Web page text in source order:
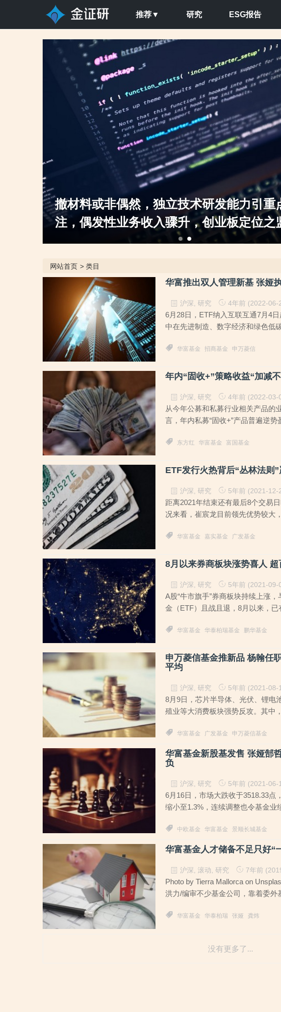
推荐▼ 研究 ESG报告
“闯关”两年却撤材料，技术创新是否依赖
关注，市场环境突变或拷问业务成长性
网站首页 > 类目
华富推出双人管理新基 张娅
沪深 研究 4年前 (2022-06-
6月28日，ETF纳入互联互通7月4
中在先进制造、数字经济和绿色低
华富基金 招商基金 申万菱信
年内“固收+”策略收益“加减
沪深 研究 4年前 (2022-03-
从今年公募和私募行业相关产品的
言，年内私募“固收+”产品普遍逆
东方红 华富基金 富国基金
ETF发行火热背后“丛林法则
沪深 研究 5年前 (2021-12-
距离2021年结束还有最后8个交易
况来看，崔宸龙目前领先优势较大
华富基金 嘉实基金 广发基金
8月以来券商板块涨势喜人
沪深, 研究 5年前 (2021-09-
A股“牛市旗手”券商板块持续上涨
金（ETF）且战且退，8月以来，
华富基金 华泰柏瑞基金 鹏华基金
申万菱信基金推新品 杨翰任
平均
沪深, 研究 5年前 (2021-08-
8月9日，芯片半导体、光伏、锂电
殖业等大消费板块强势反攻。其中
华富基金 广发基金 申万菱信基金
华富基金新股基发售 张娅郜
负
沪深, 研究 5年前 (2021-06-
6月16日，市场大跌收于3518.33点
缩小至1.3%，连续调整也令基金业
中欧基金 华富基金 景顺长城基金
华富基金人才储备不足只好“
沪深, 滚动, 研究 7年前
Photo by Tierra Mallorca on
洪力/编审不少基金公司，靠着委外
华富基金 华泰柏瑞 张娅 龚炜
没有更多了...